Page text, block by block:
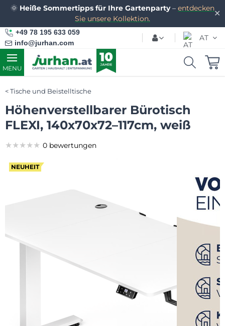
✕
🌞 Heiße Sommertipps für Ihre Gartenparty– entdecken
Sie unsere Kollektion.
+49 78 195 633 059
info@jurhan.com
AT
MENU
Tische und Beistelltische
Höhenverstellbarer Bürotisch
FLEXI, 140x70x72–117cm, weiß
NEUHEIT
★★★★★
★★★★★
★★★★★ 0 bewertungen